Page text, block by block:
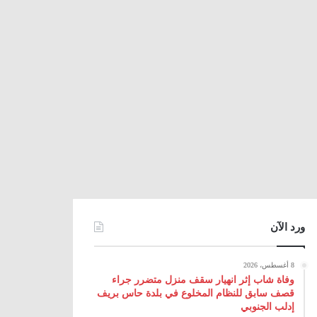
ورد الآن
8 أغسطس، 2026
وفاة شاب إثر انهيار سقف منزل متضرر جراء
قصف سابق للنظام المخلوع في بلدة حاس بريف
إدلب الجنوبي